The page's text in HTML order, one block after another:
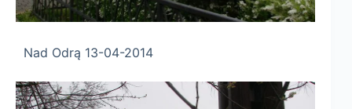
Nad Odrą 13-04-2014